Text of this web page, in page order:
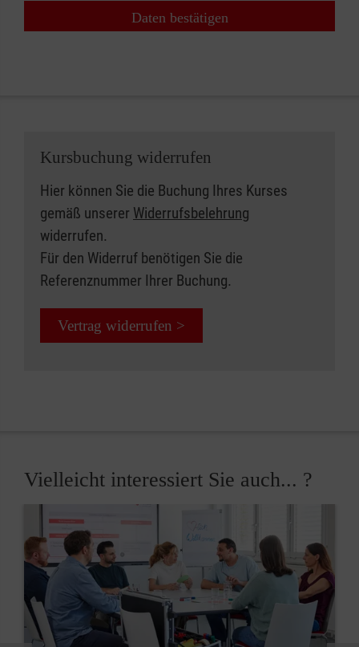
Daten bestätigen
Kursbuchung widerrufen
Hier können Sie die Buchung Ihres Kurses
gemäß unserer Widerrufsbelehrung
widerrufen.
Für den Widerruf benötigen Sie die
Referenznummer Ihrer Buchung.
Vertrag widerrufen >
Vielleicht interessiert Sie auch... ?